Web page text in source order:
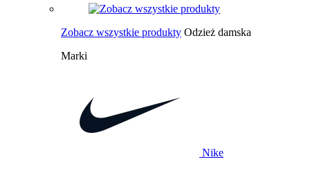
Zobacz wszystkie produkty Odzież damska
Marki
Nike